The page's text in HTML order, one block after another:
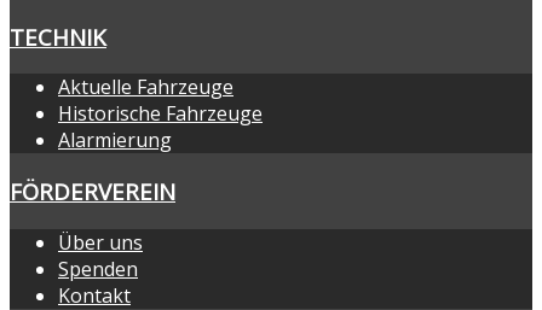
TECHNIK
Aktuelle Fahrzeuge
Historische Fahrzeuge
Alarmierung
FÖRDERVEREIN
Über uns
Spenden
Kontakt